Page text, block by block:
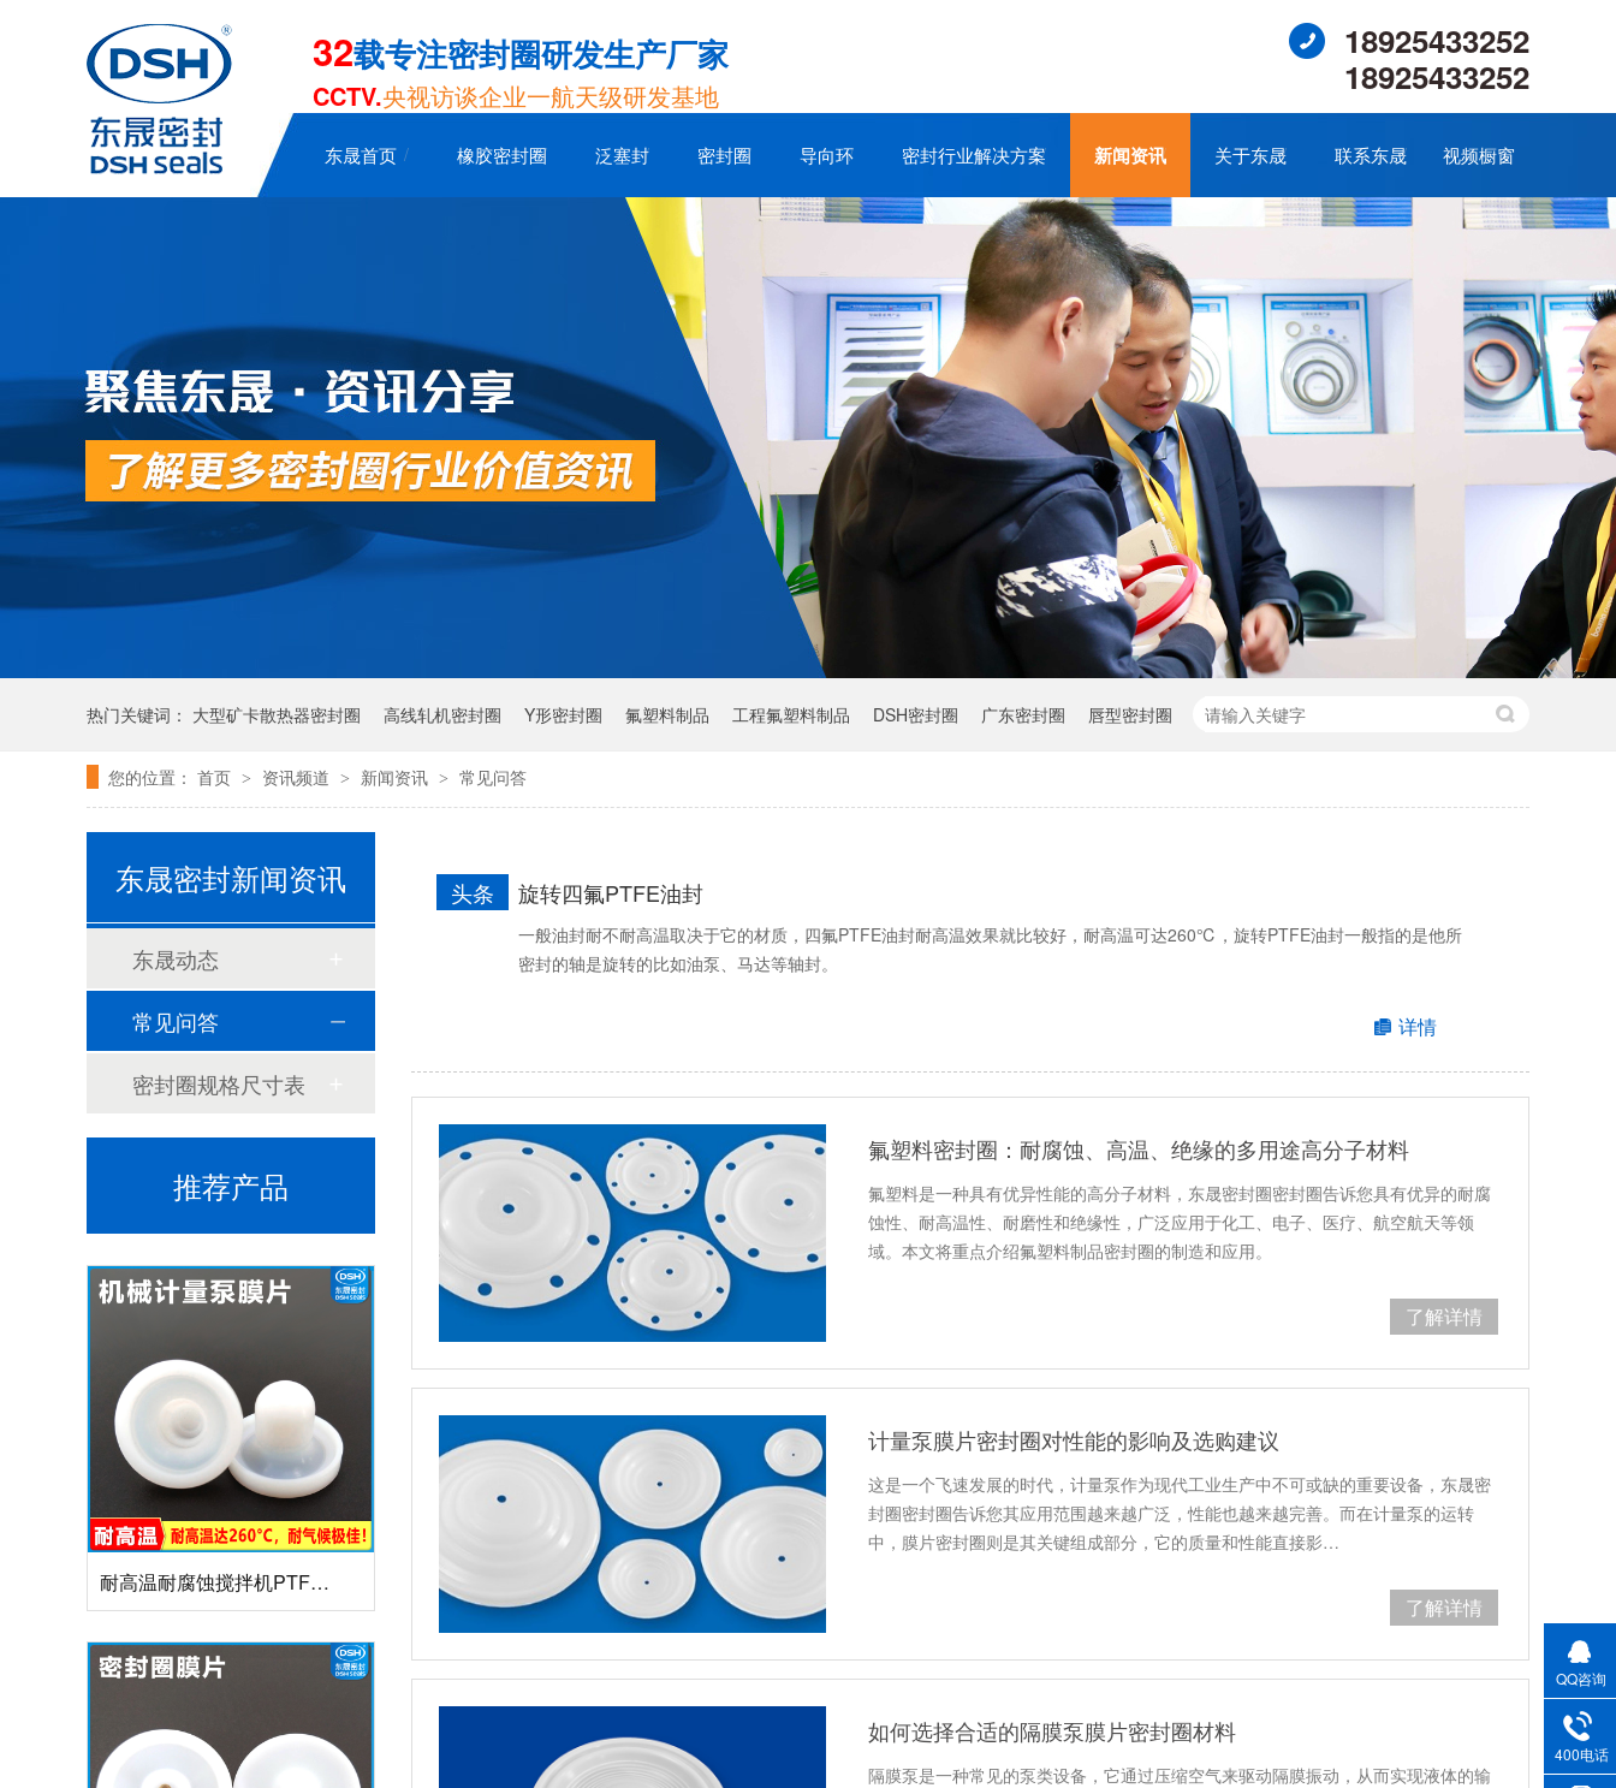
32载专注密封圈研发生产厂家
CCTV.央视访谈企业一航天级研发基地
18925433252
18925433252
东晟首页 橡胶密封圈 泛塞封 密封圈 导向环 密封行业解决方案 新闻资讯 关于东晟 联系东晟 视频橱窗
热门关键词： 大型矿卡散热器密封圈 高线轧机密封圈 Y形密封圈 氟塑料制品 工程氟塑料制品 DSH密封圈 广东密封圈 唇型密封圈
唇形密封圈 泛塞密封圈
您的位置： 首页 > 资讯频道 > 新闻资讯 > 常见问答
旋转四氟PTFE油封
头条
一般油封耐不耐高温取决于它的材质，四氟PTFE油封耐高温效果就比较好，耐高温可达260℃，旋转PTFE油封一般指的是他所
密封的轴是旋转的比如油泵、马达等轴封。
详情
氟塑料密封圈：耐腐蚀、高温、绝缘的多用途高分子材料
氟塑料是一种具有优异性能的高分子材料，东晟密封圈密封圈告诉您具有优异的耐腐
蚀性、耐高温性、耐磨性和绝缘性，广泛应用于化工、电子、医疗、航空航天等领
域。本文将重点介绍氟塑料制品密封圈的制造和应用。
了解详情
计量泵膜片密封圈对性能的影响及选购建议
这是一个飞速发展的时代，计量泵作为现代工业生产中不可或缺的重要设备，东晟密
封圈密封圈告诉您其应用范围越来越广泛，性能也越来越完善。而在计量泵的运转
中，膜片密封圈则是其关键组成部分，它的质量和性能直接影…
了解详情
如何选择合适的隔膜泵膜片密封圈材料
隔膜泵是一种常见的泵类设备，它通过压缩空气来驱动隔膜振动，从而实现液体的输
东晟密封新闻资讯
东晟动态
常见问答
密封圈规格尺寸表
推荐产品
泛塞封-汽车密封件-耐腐蚀密封圈
组合双唇骨架油封密封圈
耐高温耐腐蚀搅拌机PTFE膜片螺帽厂家
QQ咨询
400电话